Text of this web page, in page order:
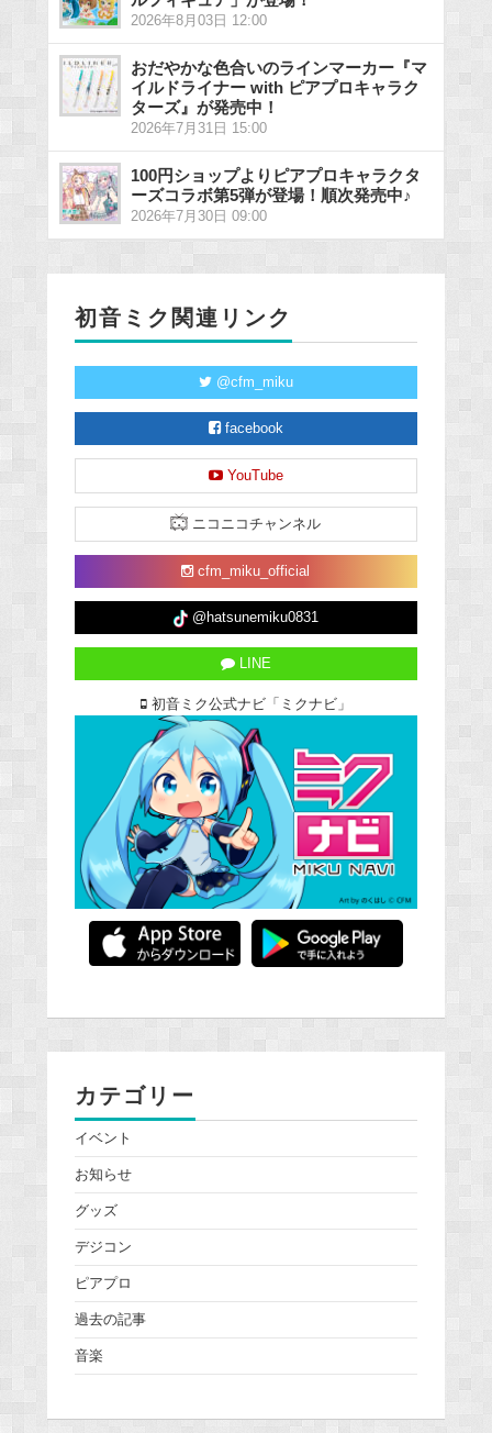
2026年8月03日 12:00
おだやかな色合いのラインマーカー『マ
イルドライナー with ピアプロキャラク
ターズ』が発売中！
2026年7月31日 15:00
100円ショップよりピアプロキャラクタ
ーズコラボ第5弾が登場！順次発売中♪
2026年7月30日 09:00
初音ミク関連リンク
@cfm_miku
facebook
YouTube
ニコニコチャンネル
cfm_miku_official
@hatsunemiku0831
LINE
初音ミク公式ナビ「ミクナビ」
カテゴリー
イベント
お知らせ
グッズ
デジコン
ピアプロ
過去の記事
音楽